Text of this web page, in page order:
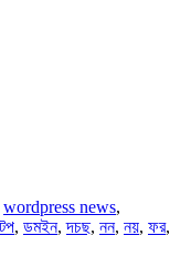
wordpress news,
টপ, ডমইন,দচছ, নন, নয়, ফর,